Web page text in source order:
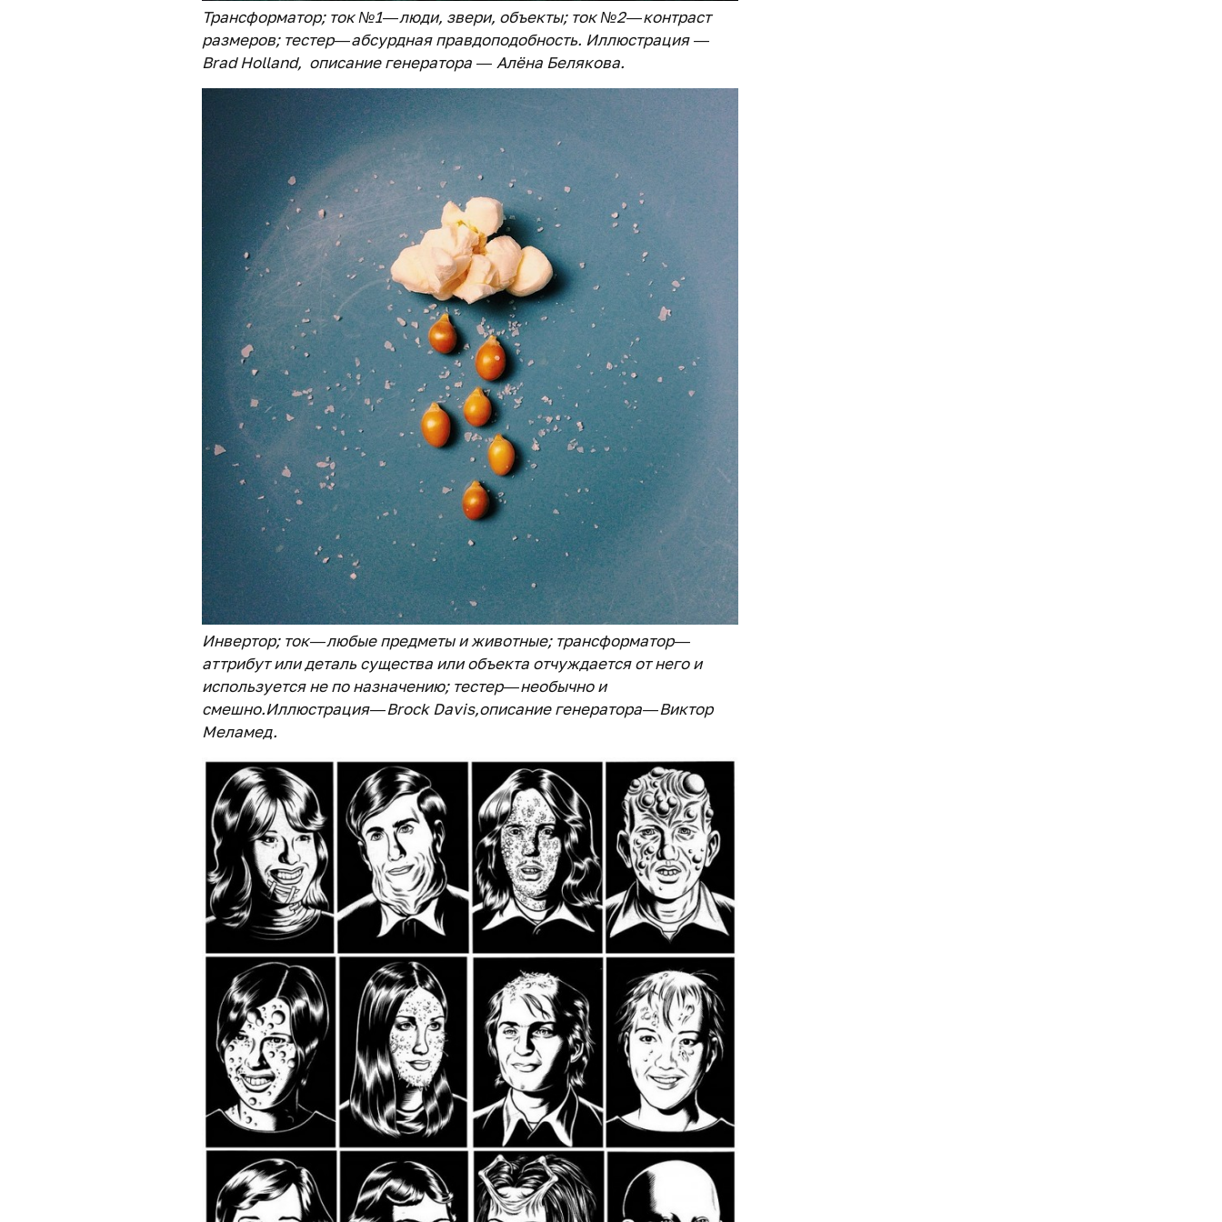
Трансформатор; ток №1 — люди, звери, объекты; ток №2 — контраст
размеров; тестер — абсурдная правдоподобность. Иллюстрация —
Brad Holland, описание генератора — Алёна Белякова.
Инвертор; ток — любые предметы и животные; трансформатор —
аттрибут или деталь существа или объекта отчуждается от него и
используется не по назначению; тестер — необычно и
смешно.Иллюстрация — Brock Davis,описание генератора — Виктор
Меламед.